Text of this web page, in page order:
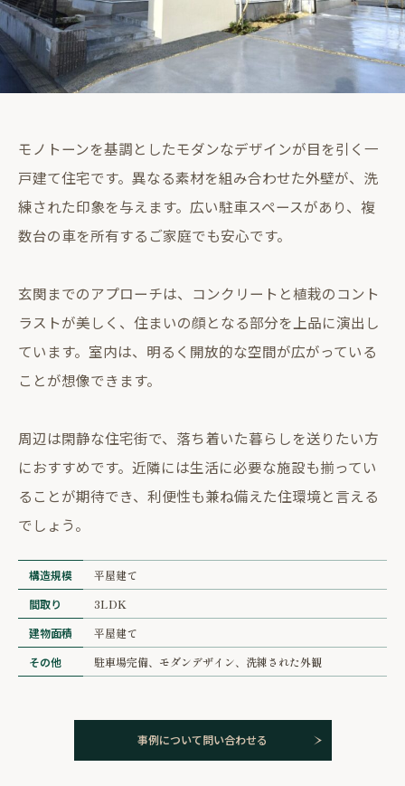
モノトーンを基調としたモダンなデザインが目を引く一
戸建て住宅です。異なる素材を組み合わせた外壁が、洗
練された印象を与えます。広い駐車スペースがあり、複
数台の車を所有するご家庭でも安心です。
玄関までのアプローチは、コンクリートと植栽のコント
ラストが美しく、住まいの顔となる部分を上品に演出し
ています。室内は、明るく開放的な空間が広がっている
ことが想像できます。
周辺は閑静な住宅街で、落ち着いた暮らしを送りたい方
におすすめです。近隣には生活に必要な施設も揃ってい
ることが期待でき、利便性も兼ね備えた住環境と言える
でしょう。
構造規模
平屋建て
間取り
3LDK
建物面積
平屋建て
その他
駐車場完備、モダンデザイン、洗練された外観
事例について問い合わせる